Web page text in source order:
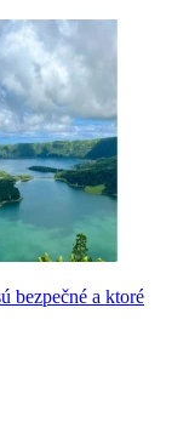
bezpečné a ktoré